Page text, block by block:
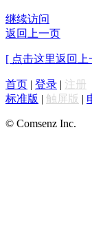
继续访问
返回上一页
[ 点击这里返回上
首页 | 登录 | 注册
标准版 | 触屏版 |
© Comsenz Inc.